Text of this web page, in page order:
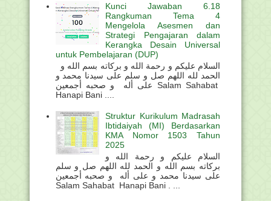
Kunci Jawaban 6.18
Rangkuman Tema 4
Mengelola Asesmen dan
Strategi Pengajaran dalam
Kerangka Desain Universal
untuk Pembelajaran (DUP)
الحمد لله اللهم صل و سلم على سيدنا محمد و
على أله و صحبه أجمعين Salam Sahabat
Hanapi Bani ....
Struktur Kurikulum Madrasah
Ibtidaiyah (MI) Berdasarkan
KMA Nomor 1503 Tahun
2025
السلام عليكم و رحمة الله و
بركاته بسم الله و الحمد لله اللهم صل و سلم
على سيدنا محمد و على أله و صحبه أجمعين
Salam Sahabat Hanapi Bani . ...